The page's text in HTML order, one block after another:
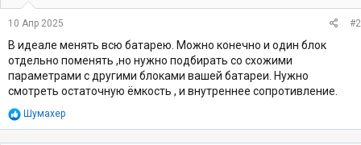
10 Апр 2025 #2
В идеале менять всю батарею. Можно конечно и один блок
отдельно поменять ,но нужно подбирать со схожими
параметрами с другими блоками вашей батареи. Нужно
смотреть остаточную ёмкость , и внутреннее сопротивление.
РШумахер